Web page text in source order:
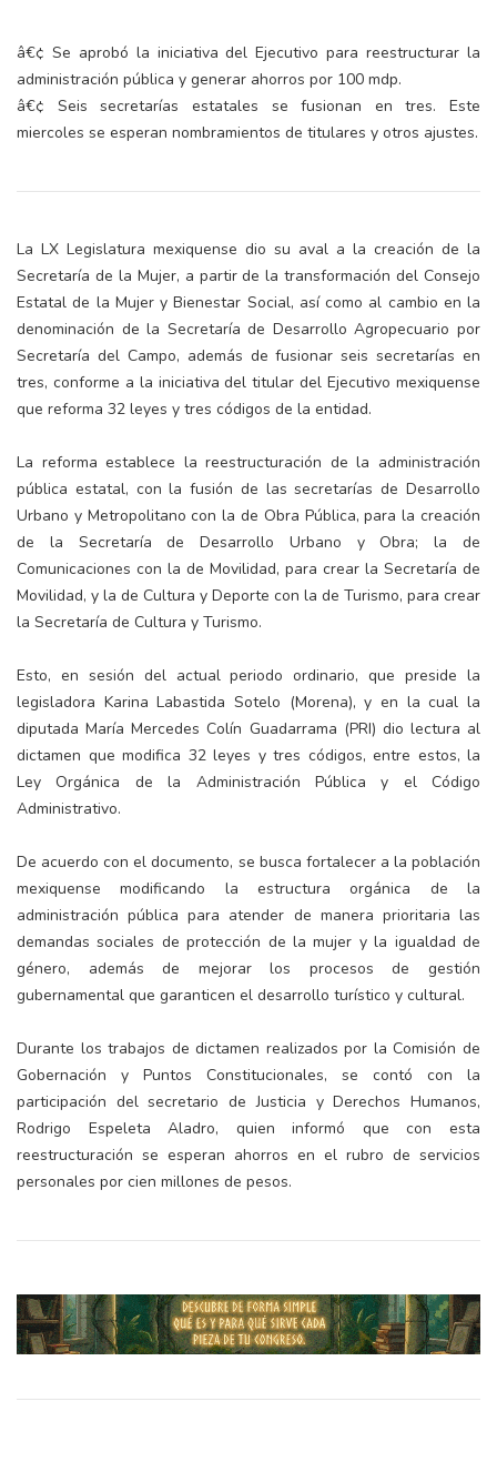
â€¢ Se aprobó la iniciativa del Ejecutivo para reestructurar la
administración pública y generar ahorros por 100 mdp.
â€¢ Seis secretarías estatales se fusionan en tres. Este
miercoles se esperan nombramientos de titulares y otros ajustes.
La LX Legislatura mexiquense dio su aval a la creación de la
Secretaría de la Mujer, a partir de la transformación del Consejo
Estatal de la Mujer y Bienestar Social, así como al cambio en la
denominación de la Secretaría de Desarrollo Agropecuario por
Secretaría del Campo, además de fusionar seis secretarías en
tres, conforme a la iniciativa del titular del Ejecutivo mexiquense
que reforma 32 leyes y tres códigos de la entidad.
La reforma establece la reestructuración de la administración
pública estatal, con la fusión de las secretarías de Desarrollo
Urbano y Metropolitano con la de Obra Pública, para la creación
de la Secretaría de Desarrollo Urbano y Obra; la de
Comunicaciones con la de Movilidad, para crear la Secretaría de
Movilidad, y la de Cultura y Deporte con la de Turismo, para crear
la Secretaría de Cultura y Turismo.
Esto, en sesión del actual periodo ordinario, que preside la
legisladora Karina Labastida Sotelo (Morena), y en la cual la
diputada María Mercedes Colín Guadarrama (PRI) dio lectura al
dictamen que modifica 32 leyes y tres códigos, entre estos, la
Ley Orgánica de la Administración Pública y el Código
Administrativo.
De acuerdo con el documento, se busca fortalecer a la población
mexiquense modificando la estructura orgánica de la
administración pública para atender de manera prioritaria las
demandas sociales de protección de la mujer y la igualdad de
género, además de mejorar los procesos de gestión
gubernamental que garanticen el desarrollo turístico y cultural.
Durante los trabajos de dictamen realizados por la Comisión de
Gobernación y Puntos Constitucionales, se contó con la
participación del secretario de Justicia y Derechos Humanos,
Rodrigo Espeleta Aladro, quien informó que con esta
reestructuración se esperan ahorros en el rubro de servicios
personales por cien millones de pesos.